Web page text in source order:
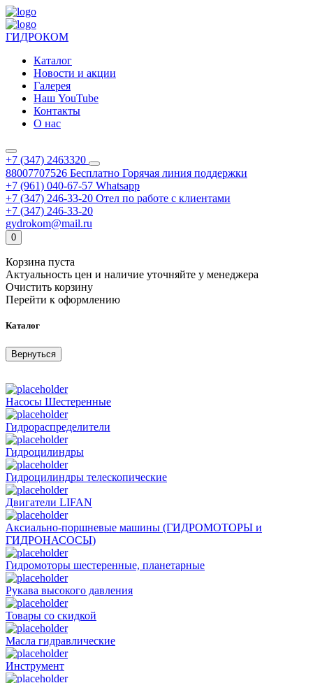
ГИДРОКОМ
Каталог
Новости и акции
Галерея
Наш YouTube
Контакты
О нас
+7 (347) 2463320
88007707526 Бесплатно Горячая линия поддержки
+7 (961) 040-67-57 Whatsapp
+7 (347) 246-33-20 Отел по работе с клиентами
+7 (347) 246-33-20
gydrokom@mail.ru
0
Корзина пуста
Актуальность цен и наличие уточняйте у менеджера
Очистить корзину
Перейти к оформлению
Каталог
Вернуться
Насосы Шестеренные
Гидрораспределители
Гидроцилиндры
Гидроцилиндры телескопические
Двигатели LIFAN
Аксиально-поршневые машины (ГИДРОМОТОРЫ и
ГИДРОНАСОСЫ)
Гидромоторы шестеренные, планетарные
Рукава высокого давления
Товары со скидкой
Масла гидравлические
Инструмент